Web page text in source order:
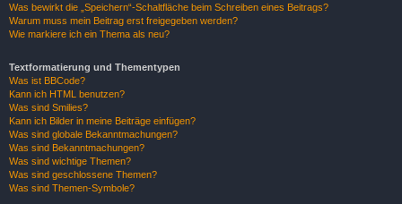
Was bewirkt die „Speichern“-Schaltfläche beim Schreiben eines Beitrags?
Warum muss mein Beitrag erst freigegeben werden?
Wie markiere ich ein Thema als neu?
Textformatierung und Thementypen
Was ist BBCode?
Kann ich HTML benutzen?
Was sind Smilies?
Kann ich Bilder in meine Beiträge einfügen?
Was sind globale Bekanntmachungen?
Was sind Bekanntmachungen?
Was sind wichtige Themen?
Was sind geschlossene Themen?
Was sind Themen-Symbole?